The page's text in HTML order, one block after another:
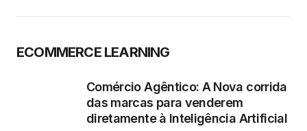
ECOMMERCE LEARNING
Comércio Agêntico: A Nova corrida
das marcas para venderem
diretamente à Inteligência Artificial